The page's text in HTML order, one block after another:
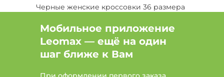
Бренд Carlega Бренд Germanika
Бренд Leomax
Черные женские кроссовки 36 размера
самой разной одеждой: от классических
джинсов до романтичных легких
платьев. Обувь этого вида подходит
всем вне зависимости от пола и
Мобильное приложение
Leomax — ещё на один
шаг ближе к Вам